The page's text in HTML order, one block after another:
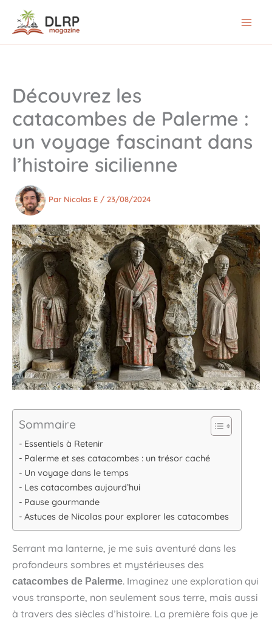
Découvrez les
catacombes de Palerme :
un voyage fascinant dans
l’histoire sicilienne
Par Nicolas E / 23/08/2024
Sommaire
Essentiels à Retenir
Palerme et ses catacombes : un trésor caché
Un voyage dans le temps
Les catacombes aujourd’hui
Pause gourmande
Astuces de Nicolas pour explorer les catacombes
Serrant ma lanterne, je me suis aventuré dans les
profondeurs sombres et mystérieuses des
catacombes de Palerme. Imaginez une exploration qui
vous transporte, non seulement sous terre, mais aussi
à travers des siècles d’histoire. La première fois que je